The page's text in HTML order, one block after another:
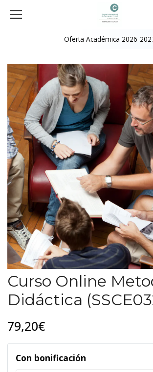
Oferta Académica 2026-
Curso Online
Didáctica
79,20€
Con bonificación